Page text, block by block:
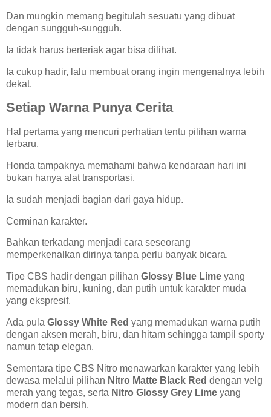
Dan mungkin memang begitulah sesuatu yang dibuat
dengan sungguh-sungguh.
Ia tidak harus berteriak agar bisa dilihat.
Ia cukup hadir, lalu membuat orang ingin mengenalnya lebih
dekat.
Setiap Warna Punya Cerita
Hal pertama yang mencuri perhatian tentu pilihan warna
terbaru.
Honda tampaknya memahami bahwa kendaraan hari ini
bukan hanya alat transportasi.
Ia sudah menjadi bagian dari gaya hidup.
Cerminan karakter.
Bahkan terkadang menjadi cara seseorang
memperkenalkan dirinya tanpa perlu banyak bicara.
Tipe CBS hadir dengan pilihan Glossy Blue Lime yang
memadukan biru, kuning, dan putih untuk karakter muda
yang ekspresif.
Ada pula Glossy White Red yang memadukan warna putih
dengan aksen merah, biru, dan hitam sehingga tampil sporty
namun tetap elegan.
Sementara tipe CBS Nitro menawarkan karakter yang lebih
dewasa melalui pilihan Nitro Matte Black Red dengan velg
merah yang tegas, serta Nitro Glossy Grey Lime yang
modern dan bersih.